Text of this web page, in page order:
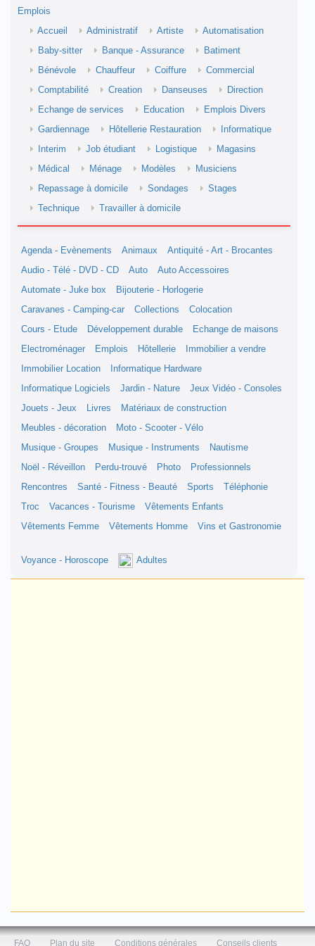
Emplois
Accueil
Administratif Artiste
Automatisation
Baby-sitter
Banque - Assurance
Batiment
Bénévole
Chauffeur Coiffure
Commercial
Comptabilité
Creation Danseuses
Direction
Echange de services
Education
Emplois Divers
Gardiennage
Hôtellerie Restauration
Informatique
Interim
Job étudiant Logistique
Magasins
Médical
Ménage Modèles
Musiciens
Repassage à domicile
Sondages
Stages
Technique
Travailler à domicile
Agenda - Evènements Animaux
Antiquité - Art - Brocantes
Audio - Télé - DVD - CD
Auto
Auto Accessoires
Automate - Juke box
Bijouterie - Horlogerie
Caravanes - Camping-car
Collections
Colocation
Cours - Etude
Développement durable
Echange de maisons
Electroménager
Emplois Hôtellerie
Immobilier a vendre
Immobilier Location
Informatique Hardware
Informatique Logiciels
Jardin - Nature
Jeux Vidéo - Consoles
Jouets - Jeux
Livres
Matériaux de construction
Meubles - décoration
Moto - Scooter - Vélo
Musique - Groupes
Musique - Instruments
Nautisme
Noël - Réveillon
Perdu-trouvé Photo
Professionnels
Rencontres
Santé - Fitness - Beauté Sports
Téléphonie
Troc
Vacances - Tourisme
Vêtements Enfants
Vêtements Femme
Vêtements Homme Vins et Gastronomie
Voyance - Horoscope Adultes
FAQ Plan du site Conditions générales Conseils clients